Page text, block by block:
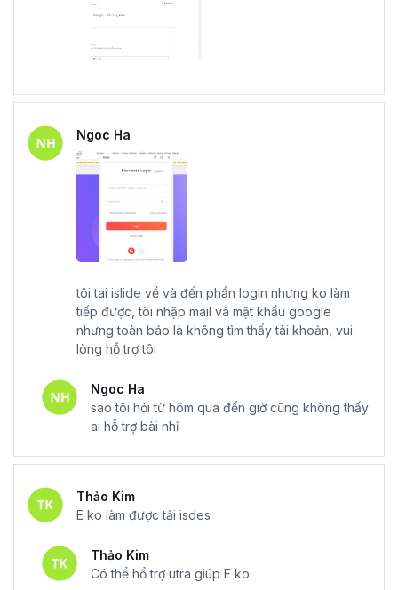
Ngoc Ha
tôi tai islide về và đến phần login nhưng ko làm
tiếp được, tôi nhập mail và mật khẩu google
nhưng toàn báo là không tìm thấy tài khoản, vui
lòng hỗ trợ tôi
Ngoc Ha
sao tôi hỏi từ hôm qua đến giờ cũng không thấy
ai hỗ trợ bài nhỉ
Thảo Kim
E ko làm được tải isdes
Thảo Kim
Có thể hổ trợ utra giúp E ko